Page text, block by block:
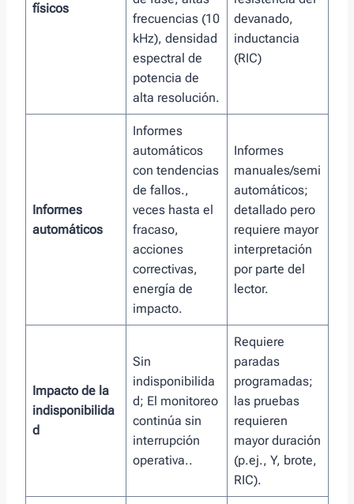
físicos
frecuencias (10
kHz), densidad
espectral de
potencia de
alta resolución.
devanado,
inductancia
(RIC)
Informes
automáticos
Informes
automáticos
con tendencias
de fallos.,
veces hasta el
fracaso,
acciones
correctivas,
energía de
impacto.
Informes
manuales/semi
automáticos;
detallado pero
requiere mayor
interpretación
por parte del
lector.
Impacto de la
indisponibilida
d
Sin
indisponibilida
d; El monitoreo
continúa sin
interrupción
operativa..
Requiere
paradas
programadas;
las pruebas
requieren
mayor duración
(p.ej., Y, brote,
RIC).